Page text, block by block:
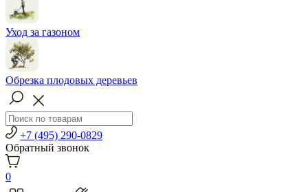
Уход за газоном
Обрезка плодовых деревьев
+7 (495) 290-0829
Обратный звонок
0